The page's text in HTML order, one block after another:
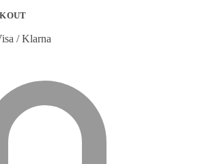
/ Klarna